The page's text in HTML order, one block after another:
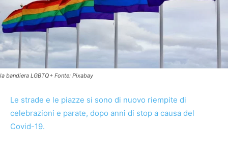
la bandiera LGBTQ+ Fonte: Pixabay
Le strade e le piazze si sono di nuovo riempite di
celebrazioni e parate, dopo anni di stop a causa del
Covid-19.